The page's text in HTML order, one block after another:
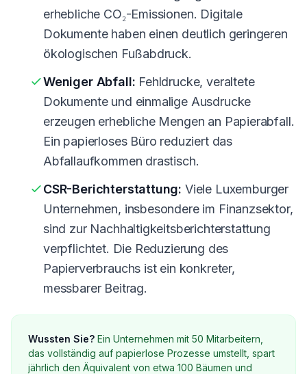
erhebliche CO₂-Emissionen. Digitale
Dokumente haben einen deutlich geringeren
ökologischen Fußabdruck.
Weniger Abfall: Fehldrucke, veraltete
Dokumente und einmalige Ausdrucke
erzeugen erhebliche Mengen an Papierabfall.
Ein papierloses Büro reduziert das
Abfallaufkommen drastisch.
CSR-Berichterstattung: Viele Luxemburger
Unternehmen, insbesondere im Finanzsektor,
sind zur Nachhaltigkeitsberichterstattung
verpflichtet. Die Reduzierung des
Papierverbrauchs ist ein konkreter,
messbarer Beitrag.
Wussten Sie? Ein Unternehmen mit 50 Mitarbeitern,
das vollständig auf papierlose Prozesse umstellt, spart
jährlich den Äquivalent von etwa 100 Bäumen und